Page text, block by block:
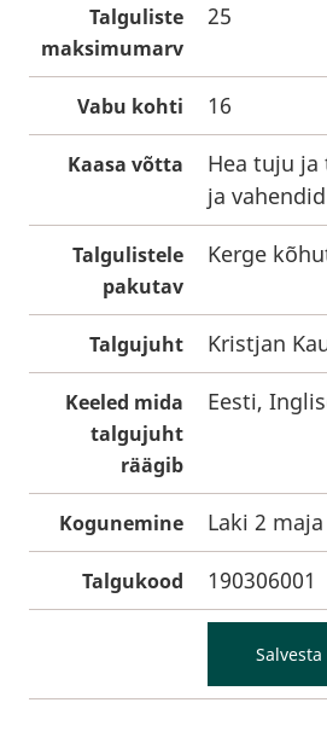
Talguliste
maksimumarv
25
Vabu kohti 16
Kaasa võtta
Hea tuju
ja
Talgulistele
pakutav
Kerge
Talgujuht Kristjan
Keeled mida
talgujuht
räägib
Eesti,
Kogunemine Laki 2
Talgukood 190306001